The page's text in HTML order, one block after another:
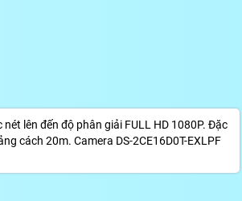
lên đến độ phân giải FULL HD 1080P. Đặc
cách 20m. Camera DS-2CE16D0T-EXLPF